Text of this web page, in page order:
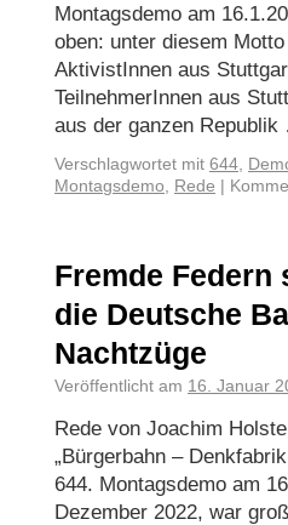
Montagsdemo am
oben: unter diesem
AktivistInnen aus
TeilnehmerInnen aus
aus der ganzen
Verschlagwortet mit 644,
Montagsdemo, Rede
Fremde Federn
die Deutsche
Nachtzüge
Veröffentlicht am 16. Januar
Rede von Joachim
„Bürgerbahn –
644. Montagsdemo am
Dezember 2022, war